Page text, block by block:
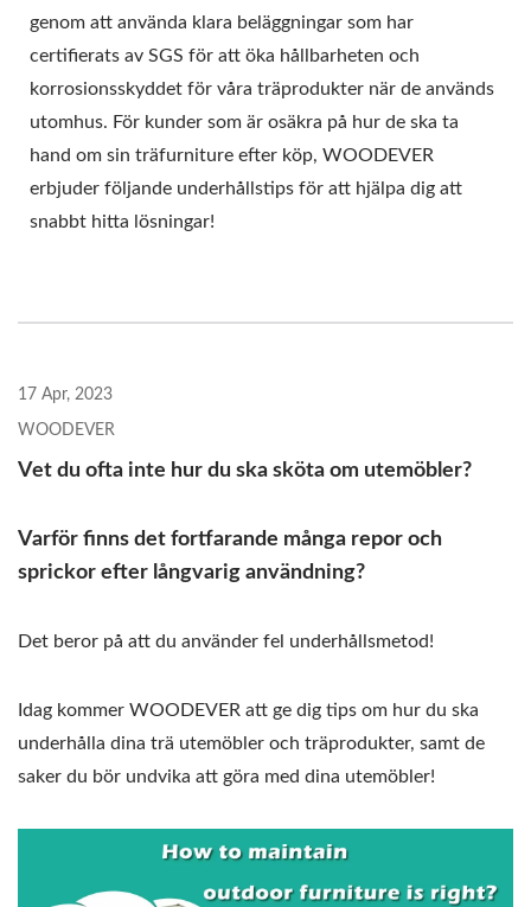
genom att använda klara beläggningar som har
certifierats av SGS för att öka hållbarheten och
korrosionsskyddet för våra träprodukter när de används
utomhus. För kunder som är osäkra på hur de ska ta
hand om sin träfurniture efter köp, WOODEVER
erbjuder följande underhållstips för att hjälpa dig att
snabbt hitta lösningar!
17 Apr, 2023
WOODEVER
Vet du ofta inte hur du ska sköta om utemöbler?
Varför finns det fortfarande många repor och
sprickor efter långvarig användning?
Det beror på att du använder fel underhållsmetod!
Idag kommer WOODEVER att ge dig tips om hur du ska
underhålla dina trä utemöbler och träprodukter, samt de
saker du bör undvika att göra med dina utemöbler!